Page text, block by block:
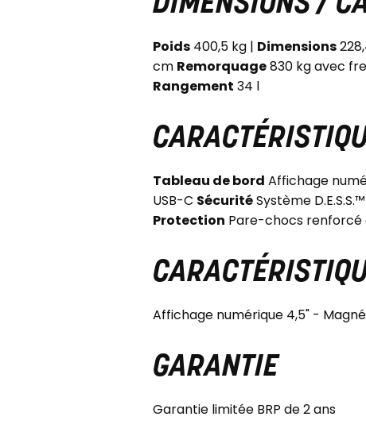
Poids 400,5 kg | Dimensions
cm Remorquage830 kg avec
Rangement 34 l
Tableau de bord Affichage
USB-C SécuritéSystème
Protection Pare-chocs renforcé
Affichage numérique 4,5" -
GARANTIE
Garantie limitée BRP de 2 ans